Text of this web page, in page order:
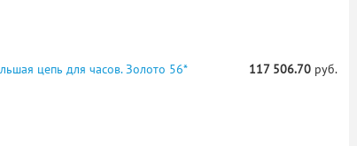
цепь для часов. Золото 56* 117 506.70 руб.